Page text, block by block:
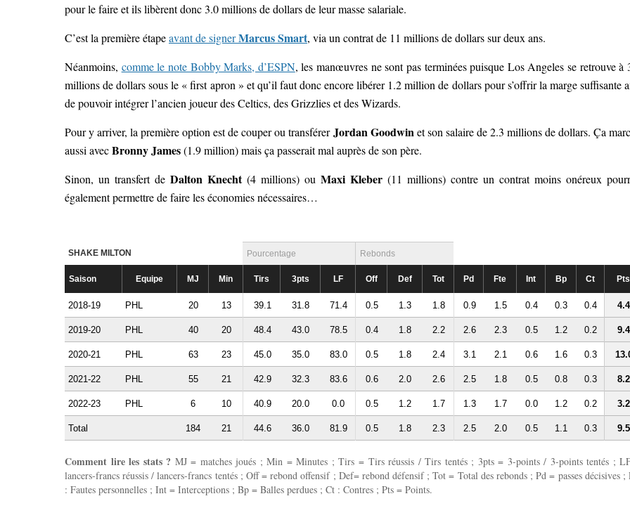
pour le faire et ils libèrent donc 3.0 millions de dollars de leur masse salariale.
C’est la première étapeavant de signerMarcus Smart, via un contrat de 11 millions de dollars sur deux ans.
Néanmoins, comme le note Bobby Marks, d’ESPN, les manœuvres ne sont pas terminées puisque Los Angeles se retrouve à
millions de dollars sous le « first apron » et qu’il faut donc encore libérer 1.2 million de dollars pour s’offrir la marge suffisante
de pouvoir intégrer l’ancien joueur des Celtics, des Grizzlies et des Wizards.
Pour y arriver, la première option est de couper ou transférerJordan Goodwin et son salaire de 2.3 millions de dollars. Ça
aussi avecBronny James(1.9 million) mais ça passerait mal auprès de son père.
Sinon, un transfert de Dalton Knecht(4 millions) ou Maxi Kleber (11 millions) contre un contrat moins onéreux
également permettre de faire les économies nécessaires…
SHAKE MILTON Pourcentage Rebonds
Saison Equipe MJ Min Tirs 3pts LF Off Def Tot Pd Fte Int Bp Ct Pts
2018-19 PHL 20 13 39.1 31.8 71.4 0.5 1.3 1.8 0.9 1.5 0.4 0.3 0.4 4.4
2019-20 PHL 40 20 48.4 43.0 78.5 0.4 1.8 2.2 2.6 2.3 0.5 1.2 0.2 9.4
2020-21 PHL 63 23 45.0 35.0 83.0 0.5 1.8 2.4 3.1 2.1 0.6 1.6 0.3
2021-22 PHL 55 21 42.9 32.3 83.6 0.6 2.0 2.6 2.5 1.8 0.5 0.8 0.3 8.2
2022-23 PHL 6 10 40.9 20.0 0.0 0.5 1.2 1.7 1.3 1.7 0.0 1.2 0.2 3.2
Total 184 21 44.6 36.0 81.9 0.5 1.8 2.3 2.5 2.0 0.5 1.1 0.3 9.5
Comment lire les stats ? MJ = matches joués ; Min = Minutes ; Tirs = Tirs réussis / Tirs tentés ; 3pts = 3-points / 3-points tentés ;
lancers-francs réussis / lancers-francs tentés ; Off = rebond offensif ; Def= rebond défensif ; Tot = Total des rebonds ; Pd = passes décisives ;
: Fautes personnelles ; Int = Interceptions ; Bp = Balles perdues ; Ct : Contres ; Pts = Points.